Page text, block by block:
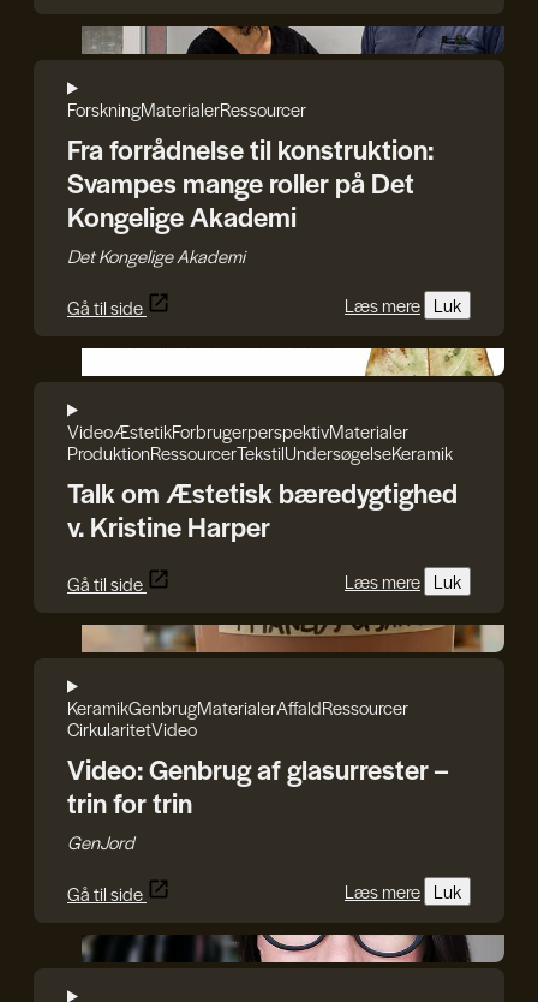
Det Kongelige Akademi
ForskningMaterialerRessourcer
Fra forrådnelse til konstruktion:
Svampes mange roller på Det
Kongelige Akademi
Det Kongelige Akademi
Gå til side
Læs mere Luk
VideoÆstetikForbrugerperspektivMaterialer
ProduktionRessourcerTekstilUndersøgelseKeramik
Talk om Æstetisk bæredygtighed
v. Kristine Harper
Gå til side Læs mere Luk
KeramikGenbrugMaterialerAffaldRessourcer
CirkularitetVideo
Video: Genbrug af glasurrester –
trin for trin
GenJord
Gå til side
Læs mere Luk
Iryna Kucher